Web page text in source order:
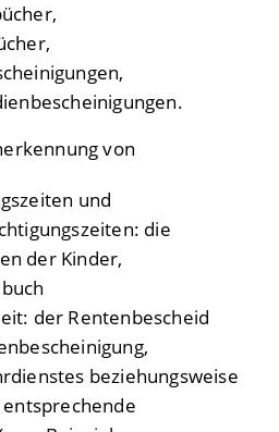
von
und
die
der Kinder,
der Rentenbescheid
beziehungsweise